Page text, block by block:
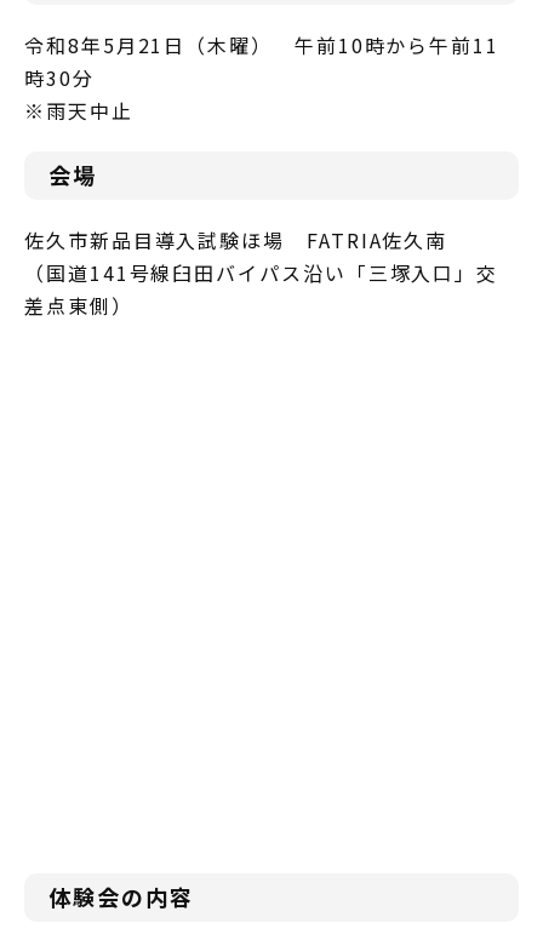
令和8年5月21日（木曜） 午前10時から午前11
時30分
※雨天中止
会場
佐久市新品目導入試験ほ場 FATRIA佐久南
（国道141号線臼田バイパス沿い「三塚入口」交
差点東側）
体験会の内容